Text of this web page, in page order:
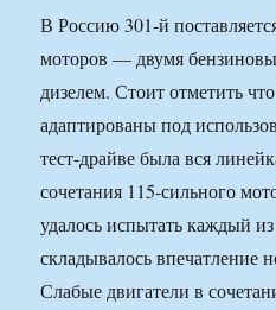
В Россию 301-й
моторов — двумя
дизелем. Стоит отметить
адаптированы под
тест-драйве была вся
сочетания 115-сильного
удалось испытать каждый
складывалось впечатление
Слабые двигатели в